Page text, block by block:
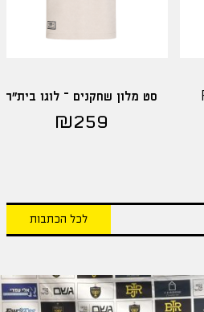
סט מלון שחקנים – לוגו בית"ר
₪259
לכל הכתבות